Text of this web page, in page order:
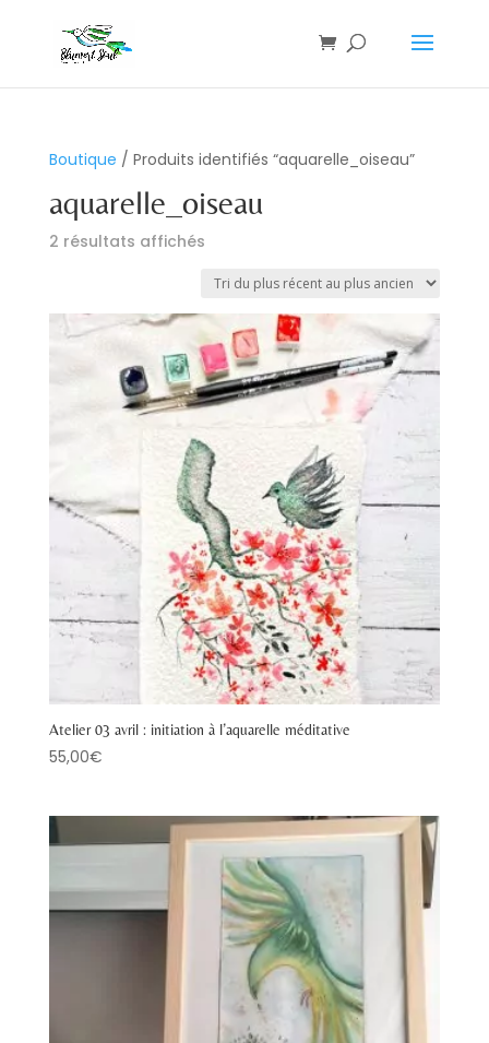
Boutique / Produits identifiés “aquarelle_oiseau”
aquarelle_oiseau
2 résultats affichésTrié
plus
récent
au
plus
ancien
Atelier 03 avril : initiation à l’aquarelle méditative
55,00€